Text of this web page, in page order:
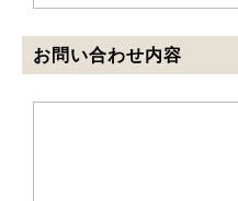
お問い合わせ内容